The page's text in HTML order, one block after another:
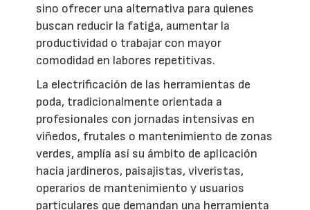
sino ofrecer una alternativa para quienes
buscan reducir la fatiga, aumentar la
productividad o trabajar con mayor
comodidad en labores repetitivas.
La electrificación de las herramientas de
poda, tradicionalmente orientada a
profesionales con jornadas intensivas en
viñedos, frutales o mantenimiento de zonas
verdes, amplía así su ámbito de aplicación
hacia jardineros, paisajistas, viveristas,
operarios de mantenimiento y usuarios
particulares que demandan una herramienta